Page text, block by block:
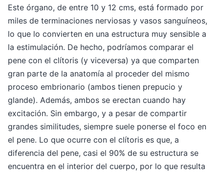
Este órgano, de entre 10 y 12 cms, está formado por
miles de terminaciones nerviosas y vasos sanguíneos,
lo que lo convierten en una estructura muy sensible a
la estimulación. De hecho, podríamos comparar el
pene con el clítoris (y viceversa) ya que comparten
gran parte de la anatomía al proceder del mismo
proceso embrionario (ambos tienen prepucio y
glande). Además, ambos se erectan cuando hay
excitación. Sin embargo, y a pesar de compartir
grandes similitudes, siempre suele ponerse el foco en
el pene. Lo que ocurre con el clítoris es que, a
diferencia del pene, casi el 90% de su estructura se
encuentra en el interior del cuerpo, por lo que resulta